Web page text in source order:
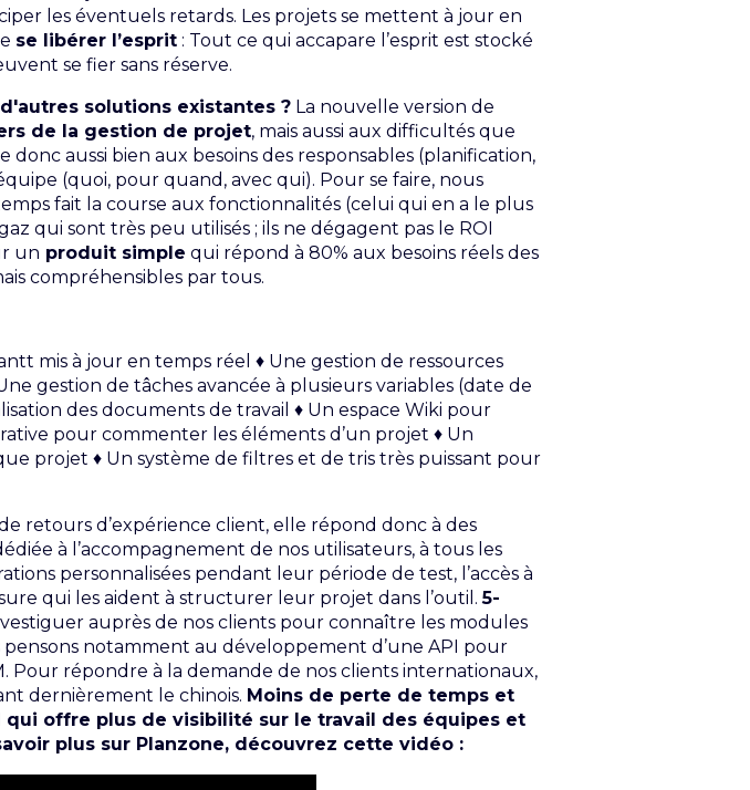
les éventuels retards. Les projets se mettent à jour en
se libérer l’esprit : Tout ce qui accapare l’esprit est stocké
se fier sans réserve.
solutions existantes ? La nouvelle version de
de la gestion de projet, mais aussi aux difficultés que
aussi bien aux besoins des responsables (planification,
(quoi, pour quand, avec qui). Pour se faire, nous
fait la course aux fonctionnalités (celui qui en a le plus
qui sont très peu utilisés ; ils ne dégagent pas le ROI
un produit simple qui répond à 80% aux besoins réels des
compréhensibles par tous.
mis à jour en temps réel ♦ Une gestion de ressources
gestion de tâches avancée à plusieurs variables (date de
des documents de travail ♦ Un espace Wiki pour
pour commenter les éléments d’un projet ♦ Un
projet ♦ Un système de filtres et de tris très puissant pour
retours d’expérience client, elle répond donc à des
à l’accompagnement de nos utilisateurs, à tous les
personnalisées pendant leur période de test, l’accès à
qui les aident à structurer leur projet dans l’outil.5-
auprès de nos clients pour connaître les modules
pensons notamment au développement d’une API pour
Pour répondre à la demande de nos clients internationaux,
dernièrement le chinois. Moins de perte de temps et
offre plus de visibilité sur le travail des équipes et
plus sur Planzone, découvrez cette vidéo :